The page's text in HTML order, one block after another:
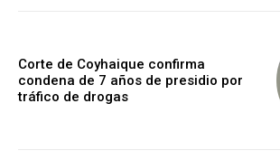
Corte de Coyhaique confirma
condena de 7 años de presidio por
tráfico de drogas